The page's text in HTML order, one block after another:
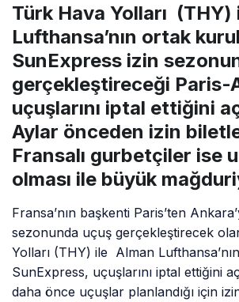
Türk Hava Yolları
Lufthansa’nın ortak
SunExpress izin
gerçekleştireceği Paris-
uçuşlarını iptal ettiğini
Aylar önceden izin
Fransalı gurbetçiler ise
olması ile büyük
Fransa’nın başkenti Paris’ten
sezonunda uçuş gerçekleştirecek
Yolları (THY) ile Alman
SunExpress, uçuşlarını iptal ettiğini
daha önce uçuşlar planlandığı için